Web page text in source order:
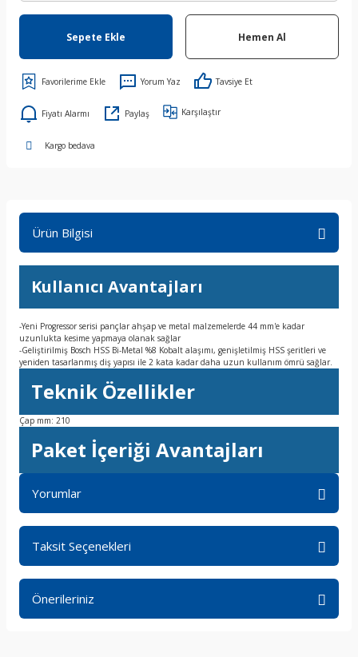
Sepete Ekle Hemen Al
Yorum Yaz Tavsiye Et
Fiyatı Alarmı Paylaş Karşılaştır
Kargo bedava
Ürün Bilgisi
Kullanıcı Avantajları
-Yeni Progressor serisi pançlar ahşap ve metal malzemelerde 44 mm'e kadar
uzunlukta kesime yapmaya olanak sağlar
-Geliştirilmiş Bosch HSS Bi-Metal %8 Kobalt alaşımı, genişletilmiş HSS şeritleri ve
yeniden tasarlanmış diş yapısı ile 2 kata kadar daha uzun kullanım ömrü sağlar.
Teknik Özellikler
Çap mm: 210
Paket İçeriği Avantajları
Yorumlar
Taksit Seçenekleri
Önerileriniz